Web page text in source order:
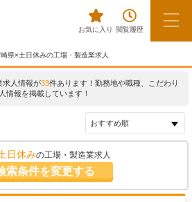
お気に入り 閲覧履歴
県×土日休みの工場・製造業求人
求人情報が33件あります！勤務地や職種、こだわり
情報を掲載しています！
日休みの工場・製造業求人
索条件を変更する